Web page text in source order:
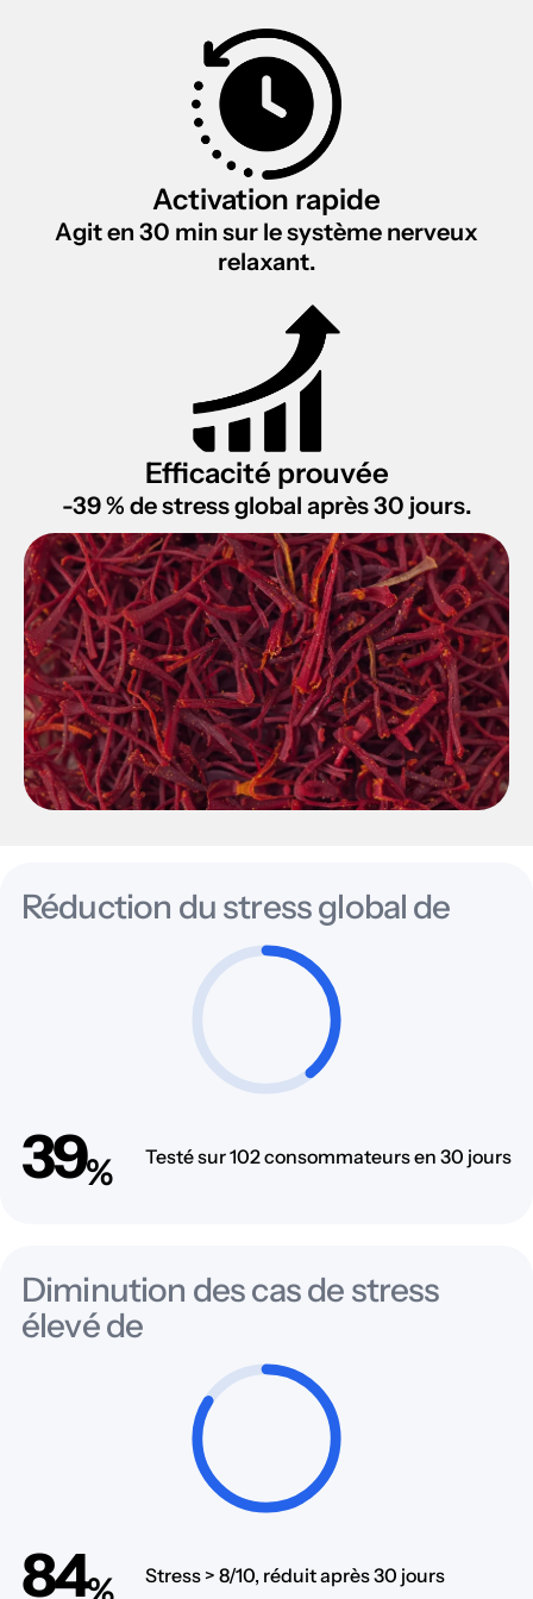
Activation rapide
Agit en 30 min sur le système nerveux
relaxant.
Efficacité prouvée
-39 % de stress global après 30 jours.
Réduction du stress global de
39% Testé sur 102 consommateurs en 30 jours
Diminution des cas de stress
élevé de
84 Stress > 8/10, réduit après 30 jours